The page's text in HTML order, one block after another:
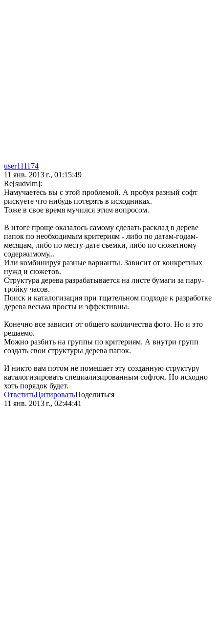
user111174
11 янв. 2013 г., 01:15:49
Re[sudvlm]:
Намучаетесь вы с этой проблемой. А пробуя разный софт
рискуете что нибудь потерять в исходниках.
Тоже в свое время мучился этим вопросом.
В итоге проще оказалось самому сделать расклад в дереве
папок по необходимым критериям - либо по датам-годам-
месяцам, либо по месту-дате съемки, либо по сюжетному
содержимому...
Или комбинируя разные варианты. Зависит от конкретных
нужд и сюжетов.
Структура дерева разрабатывается на листе бумаги за пару-
тройку часов.
Поиск и каталогизация при тщательном подходе к разработке
дерева весьма просты и эффективны.
Конечно все зависит от общего колличества фото. Но и это
решаемо.
Можно разбить на группы по критериям. А внутри групп
создать свои структуры дерева папок.
И никто вам потом не помешает эту созданную структуру
каталогизировать специализированным софтом. Но исходно
хоть порядок будет.
ОтветитьЦитироватьПоделиться
11 янв. 2013 г., 02:44:41